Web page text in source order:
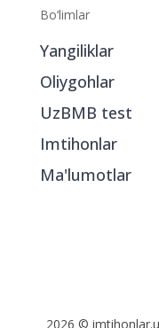
Bo‘limlar
Yangiliklar
Oliygohlar
UzBMB test
Imtihonlar
Ma'lumotlar
2026 ©